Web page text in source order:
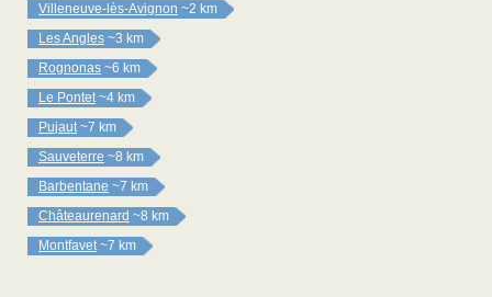
Villeneuve-lès-Avignon ~2 km
Les Angles ~3 km
Rognonas ~6 km
Le Pontet ~4 km
Pujaut ~7 km
Sauveterre ~8 km
Barbentane ~7 km
Châteaurenard ~8 km
Montfavet ~7 km